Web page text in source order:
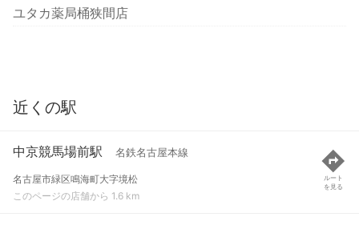
ユタカ薬局桶狭間店
近くの駅
中京競馬場前駅 名鉄名古屋本線
名古屋市緑区鳴海町大字境松
このページの店舗から 1.6 km
ルート
を見る